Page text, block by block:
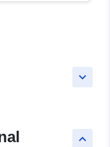
keyboard_arrow_down
keyboard_arrow_up